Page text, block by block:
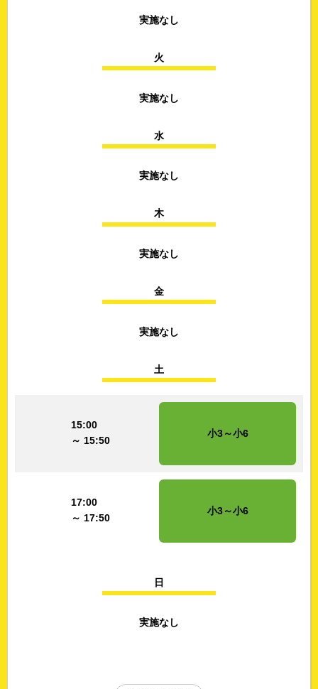
実施なし
火
実施なし
水
実施なし
木
実施なし
金
実施なし
土
15:00
～ 15:50
小3～小6
17:00
～ 17:50
小3～小6
日
実施なし